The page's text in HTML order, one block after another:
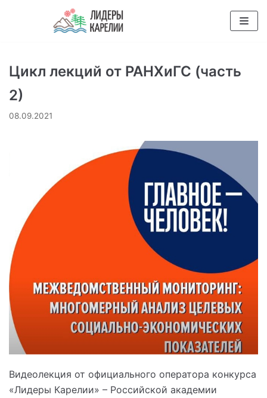
Цикл лекций от РАНХиГС (часть
2)
08.09.2021
Видеолекция от официального оператора конкурса
«Лидеры Карелии» – Российской академии